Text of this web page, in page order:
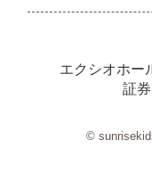
エクシオホー
証
©